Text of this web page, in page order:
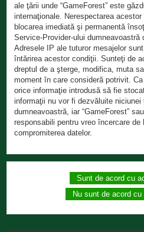
ale ţării unde “GameForest” este
internaţionale. Nerespectarea
blocarea imediată şi permanentă
Service-Provider-ului dumneavoastră
Adresele IP ale tuturor mesajelor
întărirea acestor condiţii. Sunteţi de
dreptul de a şterge, modifica, muta
moment în care consideră potrivit.
orice informaţie introdusă să fie
informaţii nu vor fi dezvăluite
dumneavoastră, iar “GameForest”
responsabili pentru vreo încercare
compromiterea datelor.